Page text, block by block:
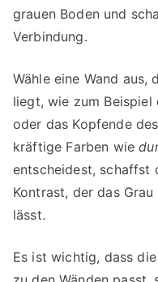
grauen Boden und
Verbindung.
Wähle eine Wand aus,
liegt, wie zum Beispiel
oder das Kopfende
kräftige Farben wie
entscheidest, schaffst
Kontrast, der das
lässt.
Es ist wichtig, dass